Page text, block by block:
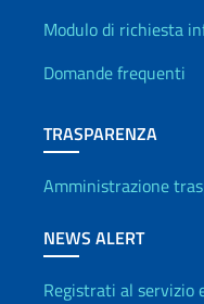
Info utili
Modulo di richiesta
Domande frequenti
TRASPARENZA
Amministrazione
NEWS ALERT
Registrati al servizio